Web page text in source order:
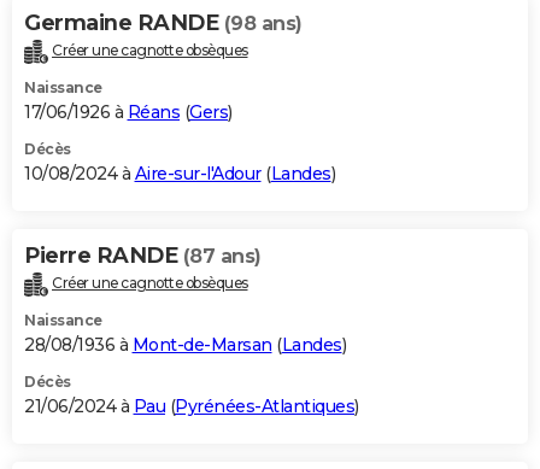
Germaine RANDE (98 ans)
Créer une cagnotte obsèques
Naissance
17/06/1926 à Réans (Gers)
Décès
10/08/2024 à Aire-sur-l'Adour(Landes)
Pierre RANDE (87 ans)
Créer une cagnotte obsèques
Naissance
28/08/1936 à Mont-de-Marsan (Landes)
Décès
21/06/2024 à Pau (Pyrénées-Atlantiques)